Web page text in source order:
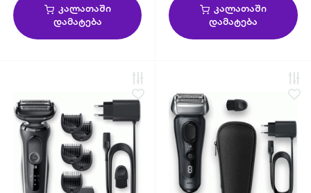
კალათაში
დამატება
კალათაში
დამატება